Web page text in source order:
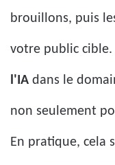
brouillons, puis
votre public cible.
l'IA dans le
non seulement
En pratique, cela